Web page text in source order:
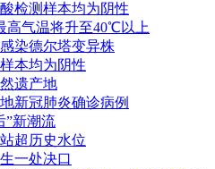
检测样本均为阴性
高气温将升至40℃以上
染德尔塔变异株
本均为阴性
遗产地
新冠肺炎确诊病例
”新潮流
超历史水位
一处决口